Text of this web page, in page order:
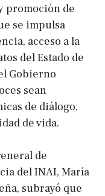
promoción de
se impulsa
acceso a la
del Estado de
Gobierno
sean
de diálogo,
de vida.
de
del INAI, María
subrayó que